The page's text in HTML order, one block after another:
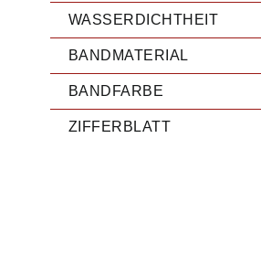
WASSERDICHTHEIT
BANDMATERIAL
BANDFARBE
ZIFFERBLATT